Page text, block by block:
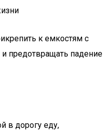
к емкостям с
предотвращать падение
в дорогу еду,